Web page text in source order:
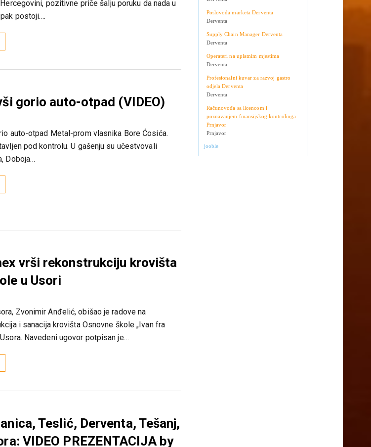
pesimističnih progonoza i crne
pozitivne priče šalju poruku da nada u
postoji.…
gorio auto-otpad (VIDEO)
auto-otpad Metal-prom vlasnika Bore Ćosića.
pod kontrolu. U gašenju su učestvovali
Doboja…
vrši rekonstrukciju krovišta
u Usori
Zvonimir Anđelić, obišao je radove na
i sanacija krovišta Osnovne škole „Ivan fra
Navedeni ugovor potpisan je…
Teslić, Derventa, Tešanj,
Poslovođa
Derventa
Poslovođa marketa Derventa
Derventa
Supply Chain Manager Derventa
Derventa
Operateri na uplatnim mjestima
Derventa
Profesionalni kuvar za razvoj gastro
odjela Derventa
Računovođa sa licencom i
poznavanjem finansijskog kontrolinga
Prnjavor